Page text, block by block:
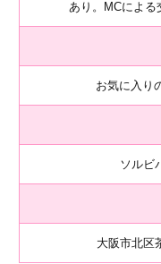
あり。MCによる
お気に入り
ソルビ
大阪市北区